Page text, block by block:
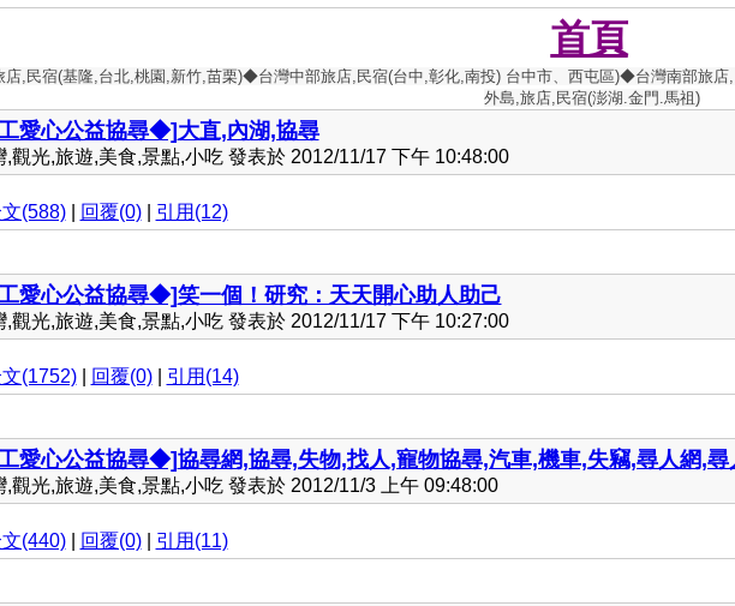
首頁
店,民宿(基隆,台北,桃園,新竹,苗栗)◆台灣中部旅店,民宿(台中,彰化,南投) 台中市、西屯區)◆台灣南部旅
外島,旅店,民宿(澎湖.金門.馬祖)
愛心公益協尋◆] 大直,內湖,協尋
觀光,旅遊,美食,景點,小吃 發表於 2012/11/17 下午 10:48:00
(588)| 回覆(0)| 引用(12)
愛心公益協尋◆]笑一個！研究：天天開心助人助己
觀光,旅遊,美食,景點,小吃 發表於 2012/11/17 下午 10:27:00
(1752)| 回覆(0)| 引用(14)
愛心公益協尋◆]協尋網,協尋,失物,找人,寵物協尋,汽車,機車,失竊,尋人網,
觀光,旅遊,美食,景點,小吃 發表於 2012/11/3 上午 09:48:00
(440)| 回覆(0)| 引用(11)